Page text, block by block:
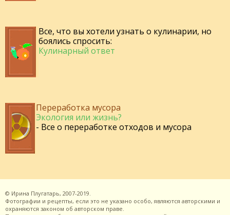
Все, что вы хотели узнать о кулинарии, но
боялись спросить:
Кулинарный ответ
Переработка мусора
Экология или жизнь?
- Все о переработке отходов и мусора
© Ирина Плугатарь, 2007-2019.
Фотографии и рецепты, если это не указано особо, являются авторскими и
охраняются законом об авторском праве.